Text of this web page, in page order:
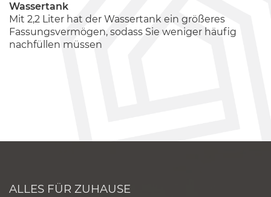
Wassertank
Mit 2,2 Liter hat der Wassertank ein größeres
Fassungsvermögen, sodass Sie weniger häufig
nachfüllen müssen
ALLES FÜR ZUHAUSE